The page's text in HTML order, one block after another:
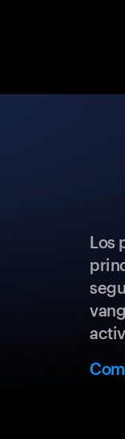
Los